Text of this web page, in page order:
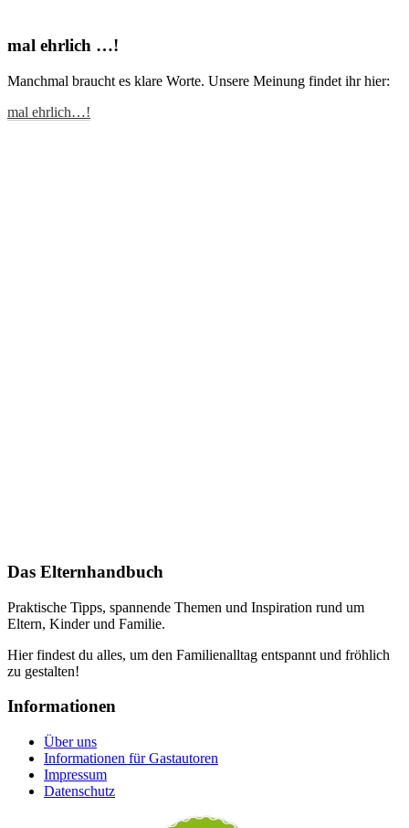
mal ehrlich …!
Manchmal braucht es klare Worte. Unsere Meinung findet ihr hier:
mal ehrlich…!
Das Elternhandbuch
Praktische Tipps, spannende Themen und Inspiration rund um
Eltern, Kinder und Familie.
Hier findest du alles, um den Familienalltag entspannt und fröhlich
zu gestalten!
Informationen
Über uns
Informationen für Gastautoren
Impressum
Datenschutz